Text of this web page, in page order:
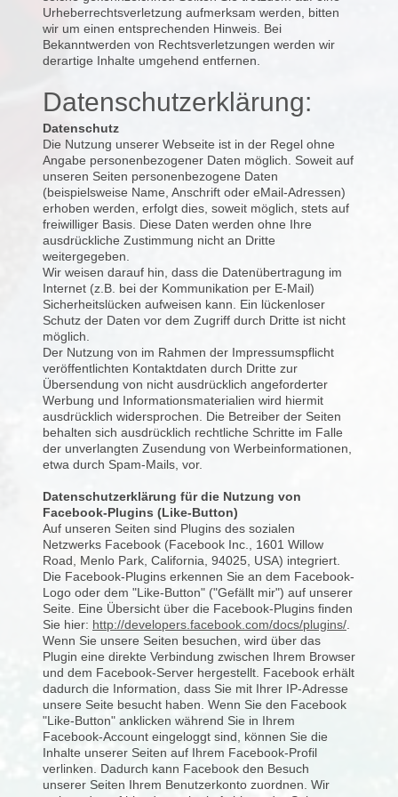
Urheberrechtsverletzung aufmerksam werden, bitten
wir um einen entsprechenden Hinweis. Bei
Bekanntwerden von Rechtsverletzungen werden wir
derartige Inhalte umgehend entfernen.
Datenschutzerklärung:
Datenschutz
Die Nutzung unserer Webseite ist in der Regel ohne
Angabe personenbezogener Daten möglich. Soweit auf
unseren Seiten personenbezogene Daten
(beispielsweise Name, Anschrift oder eMail-Adressen)
erhoben werden, erfolgt dies, soweit möglich, stets auf
freiwilliger Basis. Diese Daten werden ohne Ihre
ausdrückliche Zustimmung nicht an Dritte
weitergegeben.
Wir weisen darauf hin, dass die Datenübertragung im
Internet (z.B. bei der Kommunikation per E-Mail)
Sicherheitslücken aufweisen kann. Ein lückenloser
Schutz der Daten vor dem Zugriff durch Dritte ist nicht
möglich.
Der Nutzung von im Rahmen der Impressumspflicht
veröffentlichten Kontaktdaten durch Dritte zur
Übersendung von nicht ausdrücklich angeforderter
Werbung und Informationsmaterialien wird hiermit
ausdrücklich widersprochen. Die Betreiber der Seiten
behalten sich ausdrücklich rechtliche Schritte im Falle
der unverlangten Zusendung von Werbeinformationen,
etwa durch Spam-Mails, vor.
Datenschutzerklärung für die Nutzung von
Facebook-Plugins (Like-Button)
Auf unseren Seiten sind Plugins des sozialen
Netzwerks Facebook (Facebook Inc., 1601 Willow
Road, Menlo Park, California, 94025, USA) integriert.
Die Facebook-Plugins erkennen Sie an dem Facebook-
Logo oder dem "Like-Button" ("Gefällt mir") auf unserer
Seite. Eine Übersicht über die Facebook-Plugins finden
Sie hier: http://developers.facebook.com/docs/plugins/
Wenn Sie unsere Seiten besuchen, wird über das
Plugin eine direkte Verbindung zwischen Ihrem Browser
und dem Facebook-Server hergestellt. Facebook erhält
dadurch die Information, dass Sie mit Ihrer IP-Adresse
unsere Seite besucht haben. Wenn Sie den Facebook
"Like-Button" anklicken während Sie in Ihrem
Facebook-Account eingeloggt sind, können Sie die
Inhalte unserer Seiten auf Ihrem Facebook-Profil
verlinken. Dadurch kann Facebook den Besuch
unserer Seiten Ihrem Benutzerkonto zuordnen. Wir